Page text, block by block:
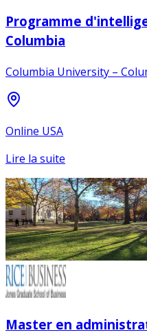
Programme
Columbia
Columbia University –
Online USA
Lire la suite
Master en